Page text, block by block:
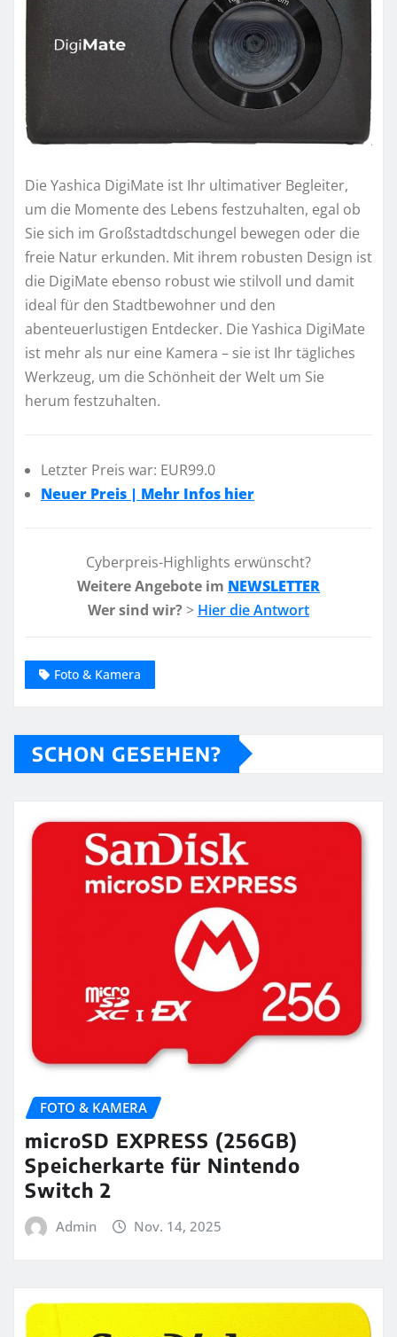
Die Yashica DigiMate ist Ihr ultimativer Begleiter,
um die Momente des Lebens festzuhalten, egal ob
Sie sich im Großstadtdschungel bewegen oder die
freie Natur erkunden. Mit ihrem robusten Design ist
die DigiMate ebenso robust wie stilvoll und damit
ideal für den Stadtbewohner und den
abenteuerlustigen Entdecker. Die Yashica DigiMate
ist mehr als nur eine Kamera – sie ist Ihr tägliches
Werkzeug, um die Schönheit der Welt um Sie
herum festzuhalten.
Letzter Preis war: EUR99.0
Neuer Preis | Mehr Infos hier
Cyberpreis-Highlights erwünscht?
Weitere Angebote im NEWSLETTER
Wer sind wir? > Hier die Antwort
Foto & Kamera
SCHON GESEHEN?
FOTO & KAMERA
microSD EXPRESS (256GB)
Speicherkarte für Nintendo
Switch 2
Admin Nov. 14, 2025